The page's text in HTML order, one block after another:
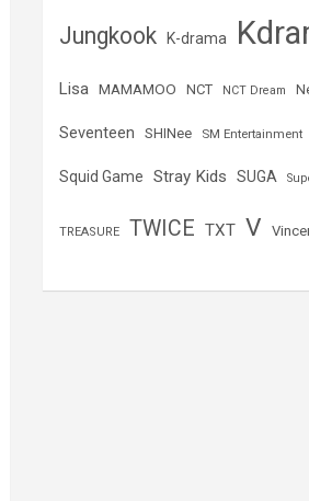
Jungkook K-drama
Lisa MAMAMOO NCT NCT Dream
Seventeen SHINee SM Entertainment
Squid Game Stray Kids SUGA
TREASURE TWICE TXT V